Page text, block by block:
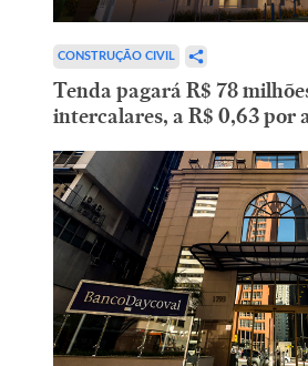
CONSTRUÇÃO CIVIL
Tenda pagará R$ 78
intercalares, a R$ 0,63 por